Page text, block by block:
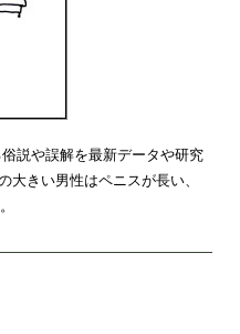
説や誤解を最新データや研究
大きい男性はペニスが長い、